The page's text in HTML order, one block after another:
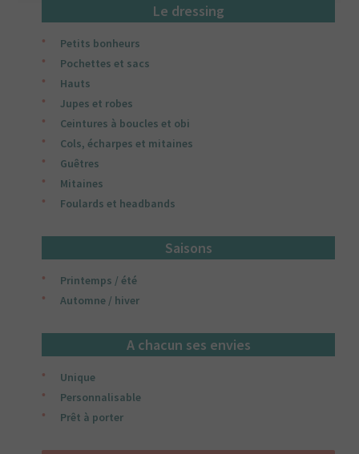
Le dressing
Petits bonheurs
Pochettes et sacs
Hauts
Jupes et robes
Ceintures à boucles et obi
Cols, écharpes et mitaines
Guêtres
Mitaines
Foulards et headbands
Saisons
Printemps / été
Automne / hiver
A chacun ses envies
Unique
Personnalisable
Prêt à porter